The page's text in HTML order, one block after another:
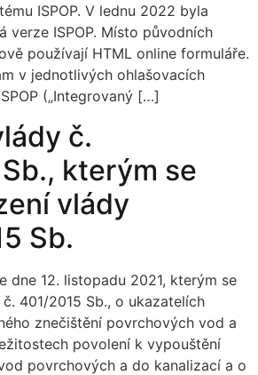
ISPOP. V lednu 2022 byla
verze ISPOP. Místo původních
používají HTML online formuláře.
v jednotlivých ohlašovacích
(„Integrovaný […]
č.
kterým se
vlády
Sb.
dne 12. listopadu 2021, kterým se
401/2015 Sb., o ukazatelích
znečištění povrchových vod a
povolení k vypouštění
povrchových a do kanalizací a o